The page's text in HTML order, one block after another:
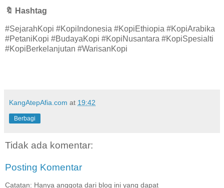
🔖 Hashtag
#SejarahKopi #KopiIndonesia #KopiEthiopia #KopiArabika
#PetaniKopi #BudayaKopi #KopiNusantara #KopiSpesialti
#KopiBerkelanjutan #WarisanKopi
KangAtepAfia.com at 19:42
Berbagi
Tidak ada komentar:
Posting Komentar
Catatan: Hanya anggota dari blog ini yang dapat